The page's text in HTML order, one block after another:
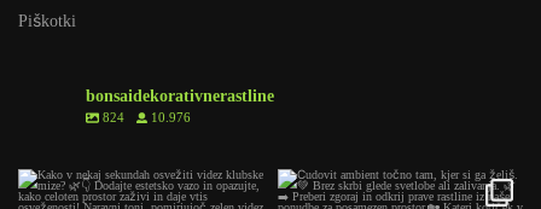
Piškotki
bonsaidekorativnerastline
824 10.976